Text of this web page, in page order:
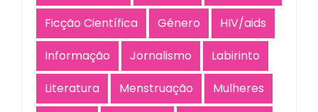
Ficção Científica
Gênero
HIV/aids
Informação
Jornalismo
Labirinto
Literatura
Menstruação
Mulheres